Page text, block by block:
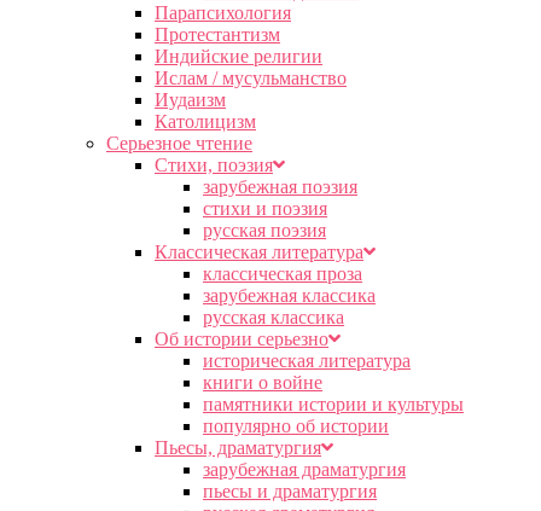
Парапсихология
Протестантизм
Индийские религии
Ислам / мусульманство
Иудаизм
Католицизм
Серьезное чтение
Cтихи, поэзия
зарубежная поэзия
стихи и поэзия
русская поэзия
Классическая литература
классическая проза
зарубежная классика
русская классика
Об истории серьезно
историческая литература
книги о войне
памятники истории и культуры
популярно об истории
Пьесы, драматургия
зарубежная драматургия
пьесы и драматургия